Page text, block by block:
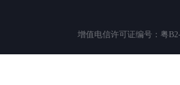
增值电信许可证编号：粤